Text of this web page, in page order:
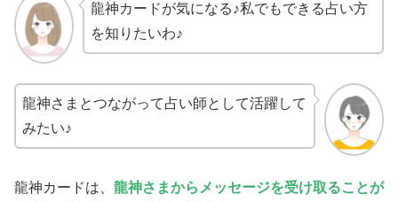
龍神カードが気になる♪私でもできる占い方
を知りたいわ♪
龍神さまとつながって占い師として活躍して
みたい♪
龍神カードは、 龍神さまからメッセージを受け取ることが